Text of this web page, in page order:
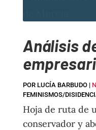
Análisis
POR LUCÍA BARBUDO|
FEMINISMOS/
Hoja de ruta de
conservador y